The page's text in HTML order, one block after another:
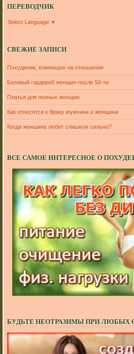
ПЕРЕВОДЧИК
Select Language ▼
СВЕЖИЕ ЗАПИСИ
Похудение, влияющее на отношения
Базовый гардероб женщин после 50-ти
Платья для полных женщин
Как относятся к браку мужчина и женщина
Когда женщина любит слишком сильно?
ВСЕ САМОЕ ИНТЕРЕСНОЕ О
БУДЬТЕ НЕОТРАЗИМЫ ПРИ ЛЮБЫХ